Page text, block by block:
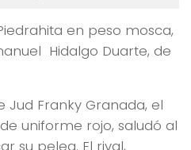
en peso mosca,
Hidalgo Duarte, de
Jud Franky Granada, el
uniforme rojo, saludó al